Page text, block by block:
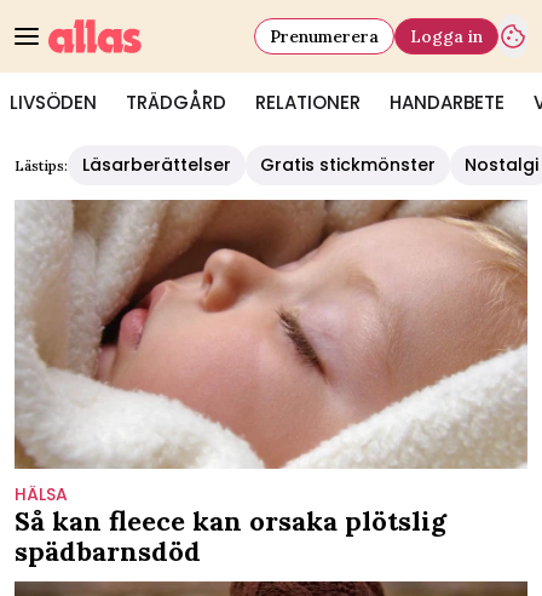
LIVSÖDEN TRÄDGÅRD RELATIONER HANDARBETE
Prenumerera Logga in
Lästips: Läsarberättelser Gratis stickmönster Nostalgi
HÄLSA
Så kan fleece kan orsaka plötslig
spädbarnsdöd